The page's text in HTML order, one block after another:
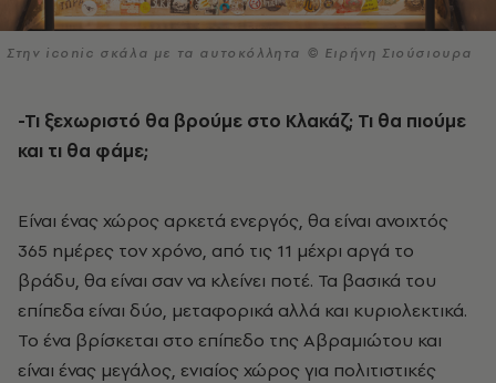
Στην iconic σκάλα με τα αυτοκόλλητα © Ειρήνη Σιούσιουρα
-Τι ξεχωριστό θα βρούμε στο Κλακάζ; Τι θα πιούμε
και τι θα φάμε;
Είναι ένας χώρος αρκετά ενεργός, θα είναι ανοιχτός
365 ημέρες τον χρόνο, από τις 11 μέχρι αργά το
βράδυ, θα είναι σαν να κλείνει ποτέ. Τα βασικά του
επίπεδα είναι δύο, μεταφορικά αλλά και κυριολεκτικά.
Το ένα βρίσκεται στο επίπεδο της Αβραμιώτου και
είναι ένας μεγάλος, ενιαίος χώρος για πολιτιστικές